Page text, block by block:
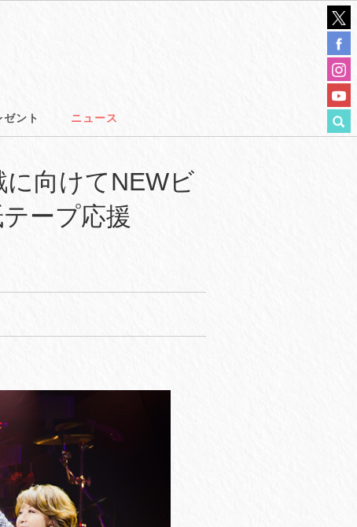
ゼント ニュース
向けてNEWビ
ープ応援